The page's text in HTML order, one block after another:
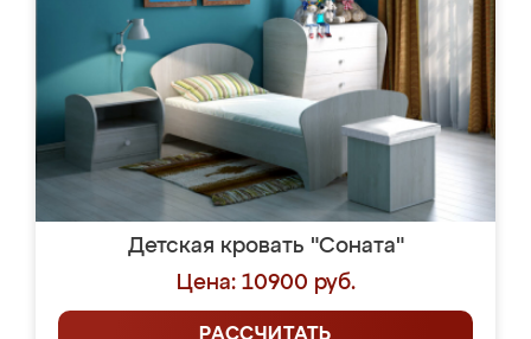
Детская кровать "Соната"
Цена: 10900 руб.